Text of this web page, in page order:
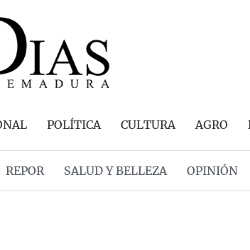
POLÍTICA CULTURA AGRO
REPOR SALUD Y BELLEZA OPINIÓN